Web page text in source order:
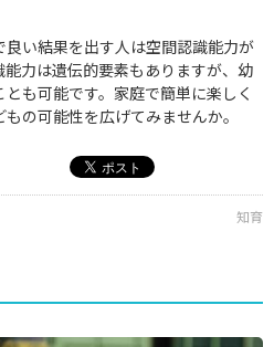
い結果を出す人は空間認識能力が
力は遺伝的要素もありますが、幼
も可能です。家庭で簡単に楽しく
の可能性を広げてみませんか。
知育